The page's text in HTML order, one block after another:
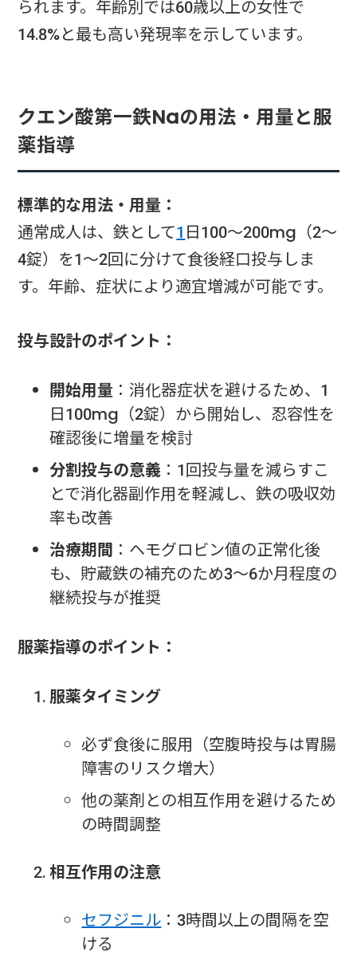
られます。年齢別では60歳以上の女性で
14.8%と最も高い発現率を示しています。
クエン酸第一鉄Naの用法・用量と服
薬指導
標準的な用法・用量：
通常成人は、鉄として1 日100～200mg（2～
4錠）を1～2回に分けて食後経口投与しま
す。年齢、症状により適宜増減が可能です。
投与設計のポイント：
開始用量 ：消化器症状を避けるため、1
日100mg（2錠）から開始し、忍容性を
確認後に増量を検討
分割投与の意義 ：1回投与量を減らすこ
とで消化器副作用を軽減し、鉄の吸収効
率も改善
治療期間 ：ヘモグロビン値の正常化後
も、貯蔵鉄の補充のため3～6か月程度の
継続投与が推奨
服薬指導のポイント：
服薬タイミング
必ず食後に服用（空腹時投与は胃腸
障害のリスク増大）
他の薬剤との相互作用を避けるため
の時間調整
相互作用の注意
セフジニル ：3時間以上の間隔を空
ける